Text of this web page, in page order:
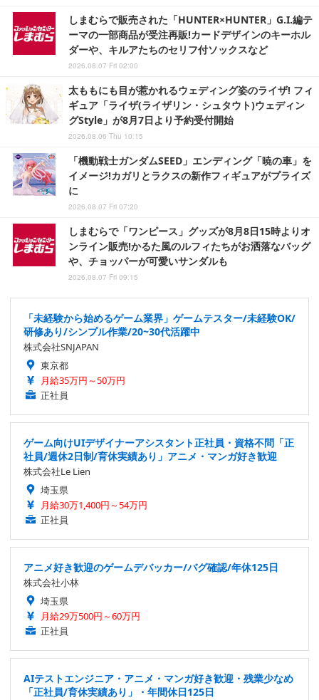
しまむらで販売された「HUNTER×HUNTER」G.I.編テ
ーマの一部商品が受注再販!カードデザインのキーホル
ダーや、キルアたちのセリフ付ソックスなど
2026.08.07 Fri 02:00
太ももにも目が惹かれるウェディング姿のライザ! フィ
ギュア「ライザ(ライザリン・シュタウト)ウェディン
グStyle」が8月7日より予約受付開始
2026.08.06 Thu 10:15
「機動戦士ガンダムSEED」エンディング「暁の車」を
イメージ!カガリとラクスの新作フィギュアがプライズ
に
2026.08.07 Fri 07:20
しまむらで「ワンピース」グッズが8月8日15時よりオ
ンライン販売!かるた風のルフィたちがお洒落なバッグ
や、チョッパーが可愛いサンダルも
2026.08.07 Fri 09:15
「未経験から始めるゲーム業界」ゲームテスター/未経験OK/
研修あり/シンプル作業/20~30代活躍中
株式会社SNJAPAN
東京都
月給35万円～50万円
正社員
ゲーム向けUIデザイナーアシスタント正社員・資格不問「正
社員/週休2日制/育休実績あり」アニメ・マンガ好き歓迎
株式会社Le Lien
埼玉県
月給30万1,400円～54万円
正社員
アニメ好き歓迎のゲームデバッカー/バグ確認/年休125日
株式会社小林
埼玉県
月給29万500円～60万円
正社員
AIテストエンジニア・アニメ・マンガ好き歓迎・残業少なめ
「正社員/育休実績あり」・年間休日125日